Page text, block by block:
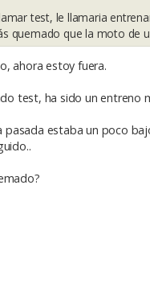
test, le llamaria
quemado que la moto de
ahora estoy fuera.
test, ha sido un entreno
estaba un poco